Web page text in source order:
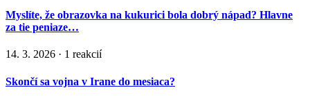
Myslíte, že obrazovka na kukurici bola dobrý nápad? Hlavne
za tie peniaze…
14. 3. 2026 · 1 reakcií
Skončí sa vojna v Irane do mesiaca?